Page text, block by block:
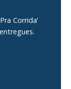
Corrida’